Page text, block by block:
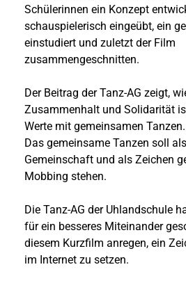
Schülerinnen ein Konzept
schauspielerisch eingeübt, ein
einstudiert und zuletzt der Film
zusammengeschnitten.
Der Beitrag der Tanz-AG zeigt,
Zusammenhalt und Solidarität
Werte mit gemeinsamen Tanzen.
Das gemeinsame Tanzen soll
Gemeinschaft und als Zeichen
Mobbing stehen.
Die Tanz-AG der Uhlandschule
für ein besseres Miteinander
diesem Kurzfilm anregen, ein
im Internet zu setzen.